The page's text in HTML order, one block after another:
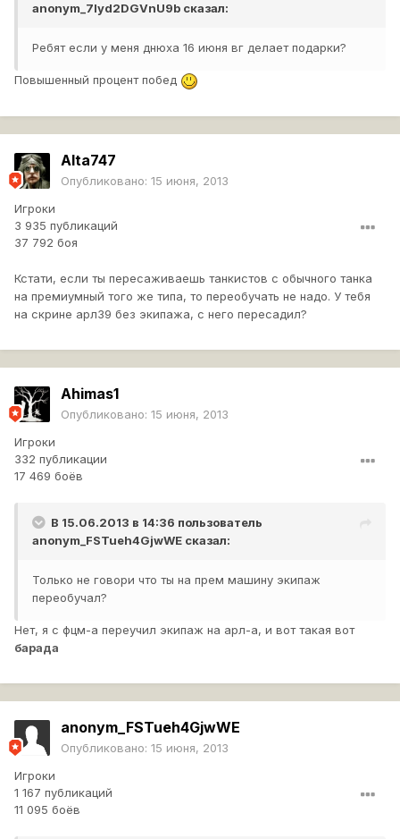
anonym_7lyd2DGVnU9b сказал:
Ребят если у меня днюха 16 июня вг делает подарки?
Повышенный процент побед
Alta747
Опубликовано: 15 июня, 2013
Игроки
3 935 публикаций
37 792 боя
Кстати, если ты пересаживаешь танкистов с обычного танка
на премиумный того же типа, то переобучать не надо. У тебя
на скрине арл39 без экипажа, с него пересадил?
Ahimas1
Опубликовано: 15 июня, 2013
Игроки
332 публикации
17 469 боёв
В 15.06.2013 в 14:36 пользователь
anonym_FSTueh4GjwWE сказал:
Только не говори что ты на прем машину экипаж
переобучал?
Нет, я с фцм-а переучил экипаж на арл-а, и вот такая вот
барада
anonym_FSTueh4GjwWE
Опубликовано: 15 июня, 2013
Игроки
1 167 публикаций
11 095 боёв